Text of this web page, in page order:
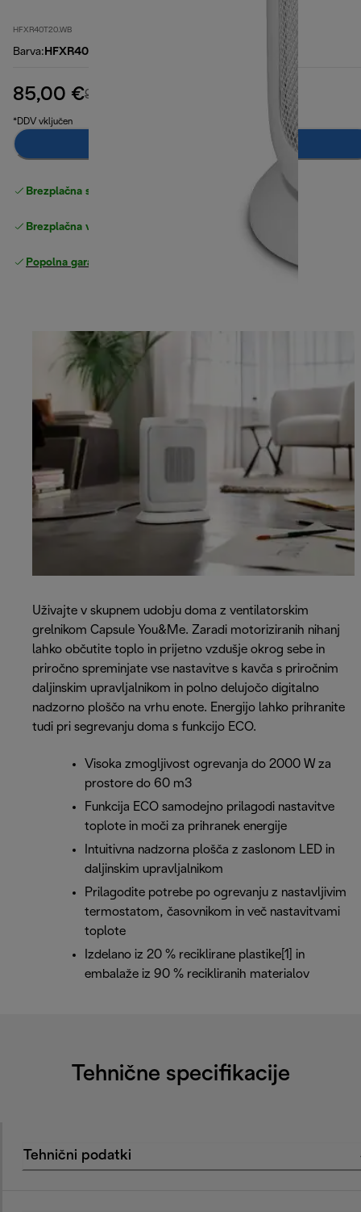
HFXR40T20.WB
Barva: HFXR40T20.WB
85,00 €99,90 €
*DDV vključen
Brezplačna standardna dostava
Brezplačna vračila
Popolna garancija proizvajalca
Uživajte v skupnem udobju doma z ventilatorskim
grelnikom Capsule You&Me. Zaradi motoriziranih nihanj
lahko občutite toplo in prijetno vzdušje okrog sebe in
priročno spreminjate vse nastavitve s kavča s priročnim
daljinskim upravljalnikom in polno delujočo digitalno
nadzorno ploščo na vrhu enote. Energijo lahko prihranite
tudi pri segrevanju doma s funkcijo ECO.
Visoka zmogljivost ogrevanja do 2000 W za
prostore do 60 m3
Funkcija ECO samodejno prilagodi nastavitve
toplote in moči za prihranek energije
Intuitivna nadzorna plošča z zaslonom LED in
daljinskim upravljalnikom
Prilagodite potrebe po ogrevanju z nastavljivim
termostatom, časovnikom in več nastavitvami
toplote
Izdelano iz 20 % reciklirane plastike[1] in
embalaže iz 90 % recikliranih materialov
Tehnične specifikacije
Tehnični podatki